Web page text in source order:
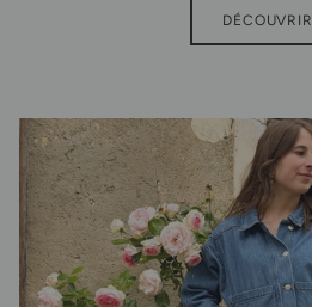
DÉCOUVRIR